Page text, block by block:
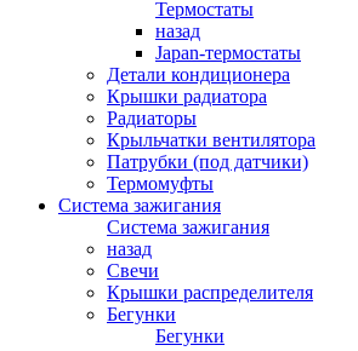
Термостаты
назад
Japan-термостаты
Детали кондиционера
Крышки радиатора
Радиаторы
Крыльчатки вентилятора
Патрубки (под датчики)
Термомуфты
Система зажигания
Система зажигания
назад
Свечи
Крышки распределителя
Бегунки
Бегунки